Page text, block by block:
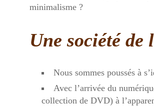
minimalisme ?
Une société de
Nous sommes poussés à
Avec l’arrivée du
collection de DVD) à